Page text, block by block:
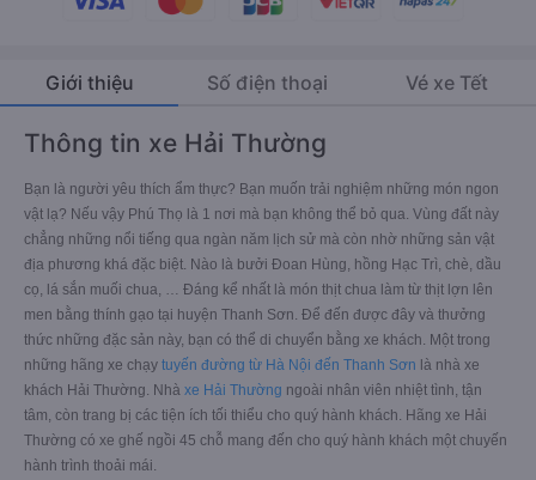
Giới thiệu Số điện thoại Vé xe Tết
Thông tin xe Hải Thường
Bạn là người yêu thích ẩm thực? Bạn muốn trải nghiệm những món ngon
vật lạ? Nếu vậy Phú Thọ là 1 nơi mà bạn không thể bỏ qua. Vùng đất này
chẳng những nổi tiếng qua ngàn năm lịch sử mà còn nhờ những sản vật
địa phương khá đặc biệt. Nào là bưởi Đoan Hùng, hồng Hạc Trì, chè, dầu
cọ, lá sắn muối chua, … Đáng kể nhất là món thịt chua làm từ thịt lợn lên
men bằng thính gạo tại huyện Thanh Sơn. Để đến được đây và thưởng
thức những đặc sản này, bạn có thể di chuyển bằng xe khách. Một trong
những hãng xe chạy tuyến đường từ Hà Nội đến Thanh Sơn là nhà xe
khách Hải Thường. Nhà xe Hải Thường ngoài nhân viên nhiệt tình, tận
tâm, còn trang bị các tiện ích tối thiểu cho quý hành khách. Hãng xe Hải
Thường có xe ghế ngồi 45 chỗ mang đến cho quý hành khách một chuyến
hành trình thoải mái.